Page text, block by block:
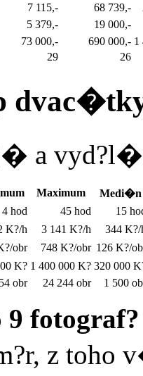
7 115,- 68 739,-
5 379,- 19 000,-
73 000,- 690 000,- 1
29 26
a
Maximum
Medi�n
4 hod 45 hod
15
K?/h 3 141 K?/h
344 K?/
obr 748 K?/obr 126 K?/
K? 1 400 000 K? 320 000
obr 24 244 obr 1 500
9
z toho